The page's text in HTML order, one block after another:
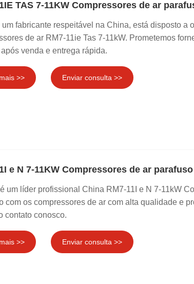
TAS 7-11KW Compressores de ar
um fabricante respeitável na China, está disposto a
de ar RM7-11ie Tas 7-11kW. Prometemos
venda e entrega rápida.
>> Enviar consulta >>
e N 7-11KW Compressores de ar parafuso
um líder profissional China RM7-11I e N 7-11kW
com os compressores de ar com alta qualidade e
contato conosco.
>> Enviar consulta >>